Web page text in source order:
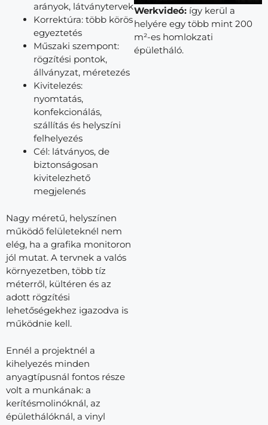
arányok, látványtervek
Korrektúra: több körös
egyeztetés
Műszaki szempont:
rögzítési pontok,
állványzat, méretezés
Kivitelezés:
nyomtatás,
konfekcionálás,
szállítás és helyszíni
felhelyezés
Cél: látványos, de
biztonságosan
kivitelezhető
megjelenés
Nagy méretű, helyszínen
működő felületeknél nem
elég, ha a grafika monitoron
jól mutat. A tervnek a valós
környezetben, több tíz
méterről, kültéren és az
adott rögzítési
lehetőségekhez igazodva is
működnie kell.
Ennél a projektnél a
kihelyezés minden
anyagtípusnál fontos része
volt a munkának: a
kerítésmolinóknál, az
épülethálóknál, a vinyl
Werkvideó: így kerül a
helyére egy több mint 200
m²-es homlokzati
épületháló.